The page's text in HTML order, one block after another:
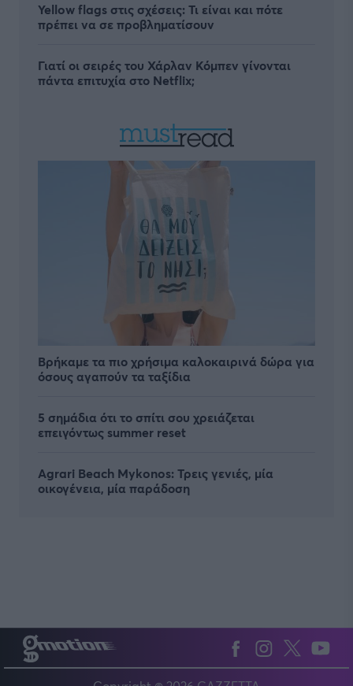
Yellow flags στις σχέσεις: Τι είναι και πότε
πρέπει να σε προβληματίσουν
Γιατί οι σειρές του Χάρλαν Κόμπεν γίνονται
πάντα επιτυχία στο Netflix;
Βρήκαμε τα πιο χρήσιμα καλοκαιρινά δώρα για
όσους αγαπούν τα ταξίδια
5 σημάδια ότι το σπίτι σου χρειάζεται
επειγόντως summer reset
Agrari Beach Mykonos: Τρεις γενιές, μία
οικογένεια, μία παράδοση